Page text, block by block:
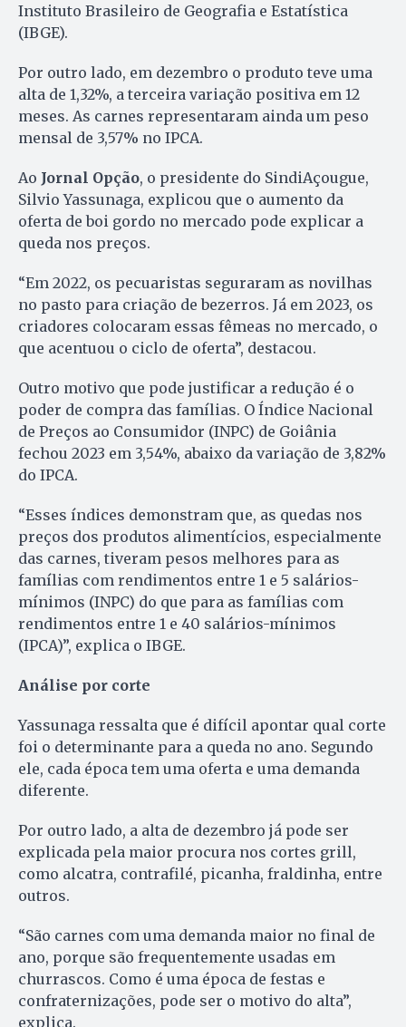
Instituto Brasileiro de Geografia e Estatística
(IBGE).
Por outro lado, em dezembro o produto teve uma
alta de 1,32%, a terceira variação positiva em 12
meses. As carnes representaram ainda um peso
mensal de 3,57% no IPCA.
Ao Jornal Opção, o presidente do SindiAçougue,
Silvio Yassunaga, explicou que o aumento da
oferta de boi gordo no mercado pode explicar a
queda nos preços.
“Em 2022, os pecuaristas seguraram as novilhas
no pasto para criação de bezerros. Já em 2023, os
criadores colocaram essas fêmeas no mercado, o
que acentuou o ciclo de oferta”, destacou.
Outro motivo que pode justificar a redução é o
poder de compra das famílias. O Índice Nacional
de Preços ao Consumidor (INPC) de Goiânia
fechou 2023 em 3,54%, abaixo da variação de 3,82%
do IPCA.
“Esses índices demonstram que, as quedas nos
preços dos produtos alimentícios, especialmente
das carnes, tiveram pesos melhores para as
famílias com rendimentos entre 1 e 5 salários-
mínimos (INPC) do que para as famílias com
rendimentos entre 1 e 40 salários-mínimos
(IPCA)”, explica o IBGE.
Análise por corte
Yassunaga ressalta que é difícil apontar qual corte
foi o determinante para a queda no ano. Segundo
ele, cada época tem uma oferta e uma demanda
diferente.
Por outro lado, a alta de dezembro já pode ser
explicada pela maior procura nos cortes grill,
como alcatra, contrafilé, picanha, fraldinha, entre
outros.
“São carnes com uma demanda maior no final de
ano, porque são frequentemente usadas em
churrascos. Como é uma época de festas e
confraternizações, pode ser o motivo do alta”,
explica.